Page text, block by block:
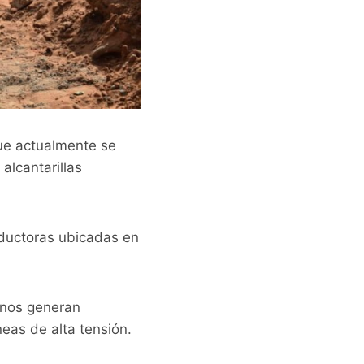
actualmente se
ubicadas en
generan
de alta tensión.